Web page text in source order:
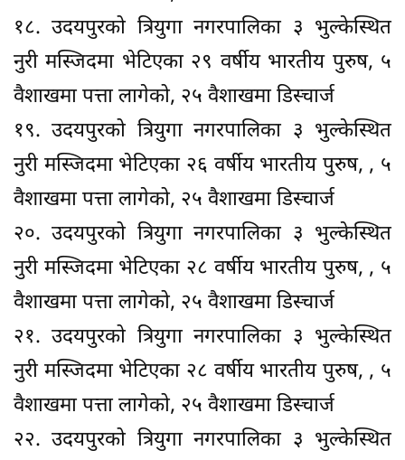
१८. उदयपुरको त्रियुगा नगरपालिका ३ भुल्केस्थित
नुरी मस्जिदमा भेटिएका २९ वर्षीय भारतीय पुरुष, ५
वैशाखमा पत्ता लागेको, २५ वैशाखमा डिस्चार्ज
१९. उदयपुरको त्रियुगा नगरपालिका ३ भुल्केस्थित
नुरी मस्जिदमा भेटिएका २६ वर्षीय भारतीय पुरुष, , ५
वैशाखमा पत्ता लागेको, २५ वैशाखमा डिस्चार्ज
२०. उदयपुरको त्रियुगा नगरपालिका ३ भुल्केस्थित
नुरी मस्जिदमा भेटिएका २८ वर्षीय भारतीय पुरुष, , ५
वैशाखमा पत्ता लागेको, २५ वैशाखमा डिस्चार्ज
२१. उदयपुरको त्रियुगा नगरपालिका ३ भुल्केस्थित
नुरी मस्जिदमा भेटिएका २८ वर्षीय भारतीय पुरुष, , ५
वैशाखमा पत्ता लागेको, २५ वैशाखमा डिस्चार्ज
२२. उदयपुरको त्रियुगा नगरपालिका ३ भुल्केस्थित